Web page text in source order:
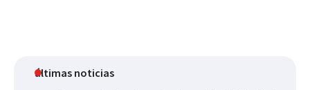
últimas noticias